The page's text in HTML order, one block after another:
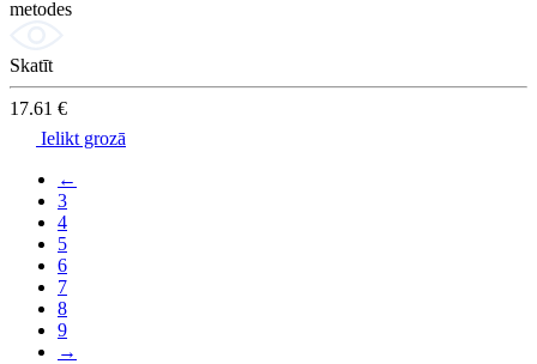
metodes
Skatīt
17.61 €
Ielikt grozā
←
3
4
5
6
7
8
9
→